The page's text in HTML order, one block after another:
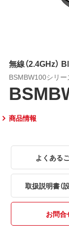
無線（2.4GHz
BSMBW100シリー
商品情報
よくある
取扱説明書（
お問合